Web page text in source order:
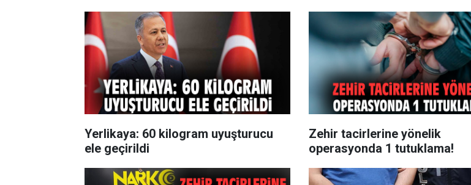
Yerlikaya: 60 kilogram uyuşturucu
ele geçirildi
Zehir tacirlerine yönelik
operasyonda 1 tutuklama!